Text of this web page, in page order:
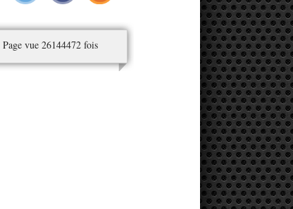
Page vue 26144472 fois